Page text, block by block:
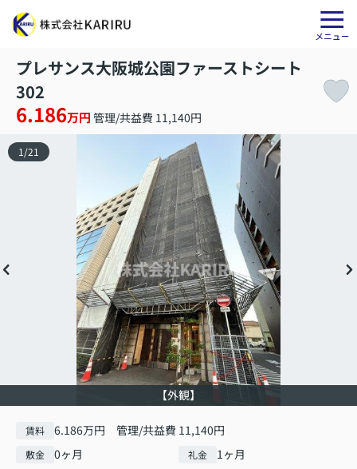
プレサンス大阪城公園ファーストシート
302
6.186万円 管理/共益費 11,140円
【外観】
1 /21
賃料 6.186万円 管理/共益費 11,140円
敷金 0ヶ月 礼金 1ヶ月